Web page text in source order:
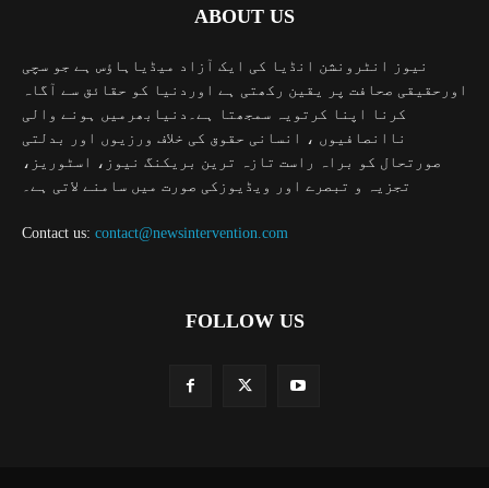
ABOUT US
نیوز انٹرونشن انڈیا کی ایک آزاد میڈیاہاؤس ہے جو سچی
اورحقیقی صحافت پر یقین رکھتی ہے اوردنیا کو حقائق سے آگاہ
کرنا اپنا کرتویہ سمجھتا ہے۔دنیابھرمیں ہونے والی
ناانصافیوں ، انسانی حقوق کی خلاف ورزیوں اور بدلتی
صورتحال کو براہ راست تازہ ترین بریکنگ نیوز، اسٹوریز،
تجزیہ و تبصرے اور ویڈیوزکی صورت میں سامنے لاتی ہے۔
Contact us: contact@newsintervention.com
FOLLOW US